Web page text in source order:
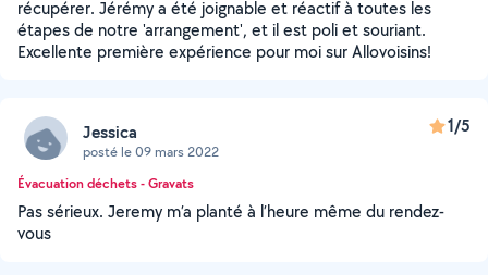
récupérer. Jérémy a été joignable et réactif à toutes les
étapes de notre 'arrangement', et il est poli et souriant.
Excellente première expérience pour moi sur Allovoisins!
Jessica
posté le 09 mars 2022
1/5
Évacuation déchets - Gravats
Pas sérieux. Jeremy m’a planté à l’heure même du rendez-
vous